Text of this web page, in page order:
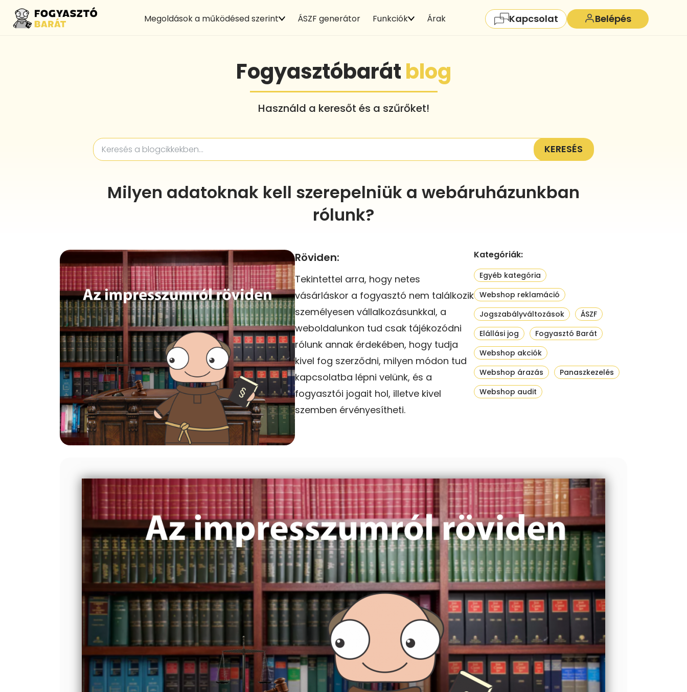
Megoldások a működésed szerint ÁSZF generátor Funkciók Árak Kapcsolat Belépés
Fogyasztóbarátblog
Használd a keresőt és a szűrőket!
KERESÉS
Milyen adatoknak kell szerepelniük a webáruházunkban
rólunk?
Röviden:
Tekintettel arra, hogy netes
vásárláskor a fogyasztó nem találkozik
személyesen vállalkozásunkkal, a
weboldalunkon tud csak tájékozódni
rólunk annak érdekében, hogy tudja
kivel fog szerződni, milyen módon tud
kapcsolatba lépni velünk, és a
fogyasztói jogait hol, illetve kivel
szemben érvényesítheti.
Kategóriák:
Egyéb kategória
Webshop reklamáció
Jogszabályváltozások
ÁSZF
Elállási jog
Fogyasztó Barát
Webshop akciók
Webshop árazás
Panaszkezelés
Webshop audit